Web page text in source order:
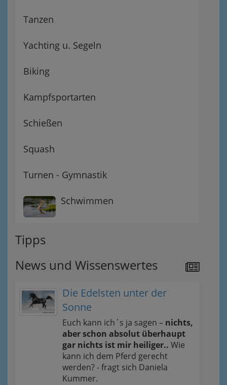
Tanzen
Yachting u. Segeln
Biking
Kampfsportarten
Schießen
Squash
Turnen - Gymnastik
Schwimmen
Tipps
News und Wissenswertes
Die Edelsten unter der
Sonne
Euch kann ich´s ja sagen – nichts,
aber schon absolut überhaupt
gar nichts ist mir heiliger.. Wie
kann ich dem Pferd gerecht
werden? - fragt sich Daniela
Kummer.